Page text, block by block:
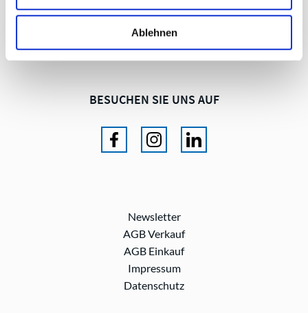
Ablehnen
Produkte für Instandhaltung und Qualitätssicherung
+49 (0) 221 681006
info@krahnen.de
BESUCHEN SIE UNS AUF
Newsletter
AGB Verkauf
AGB Einkauf
Impressum
Datenschutz